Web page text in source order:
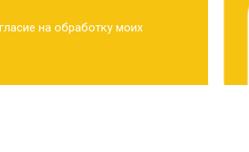
на обработку моих